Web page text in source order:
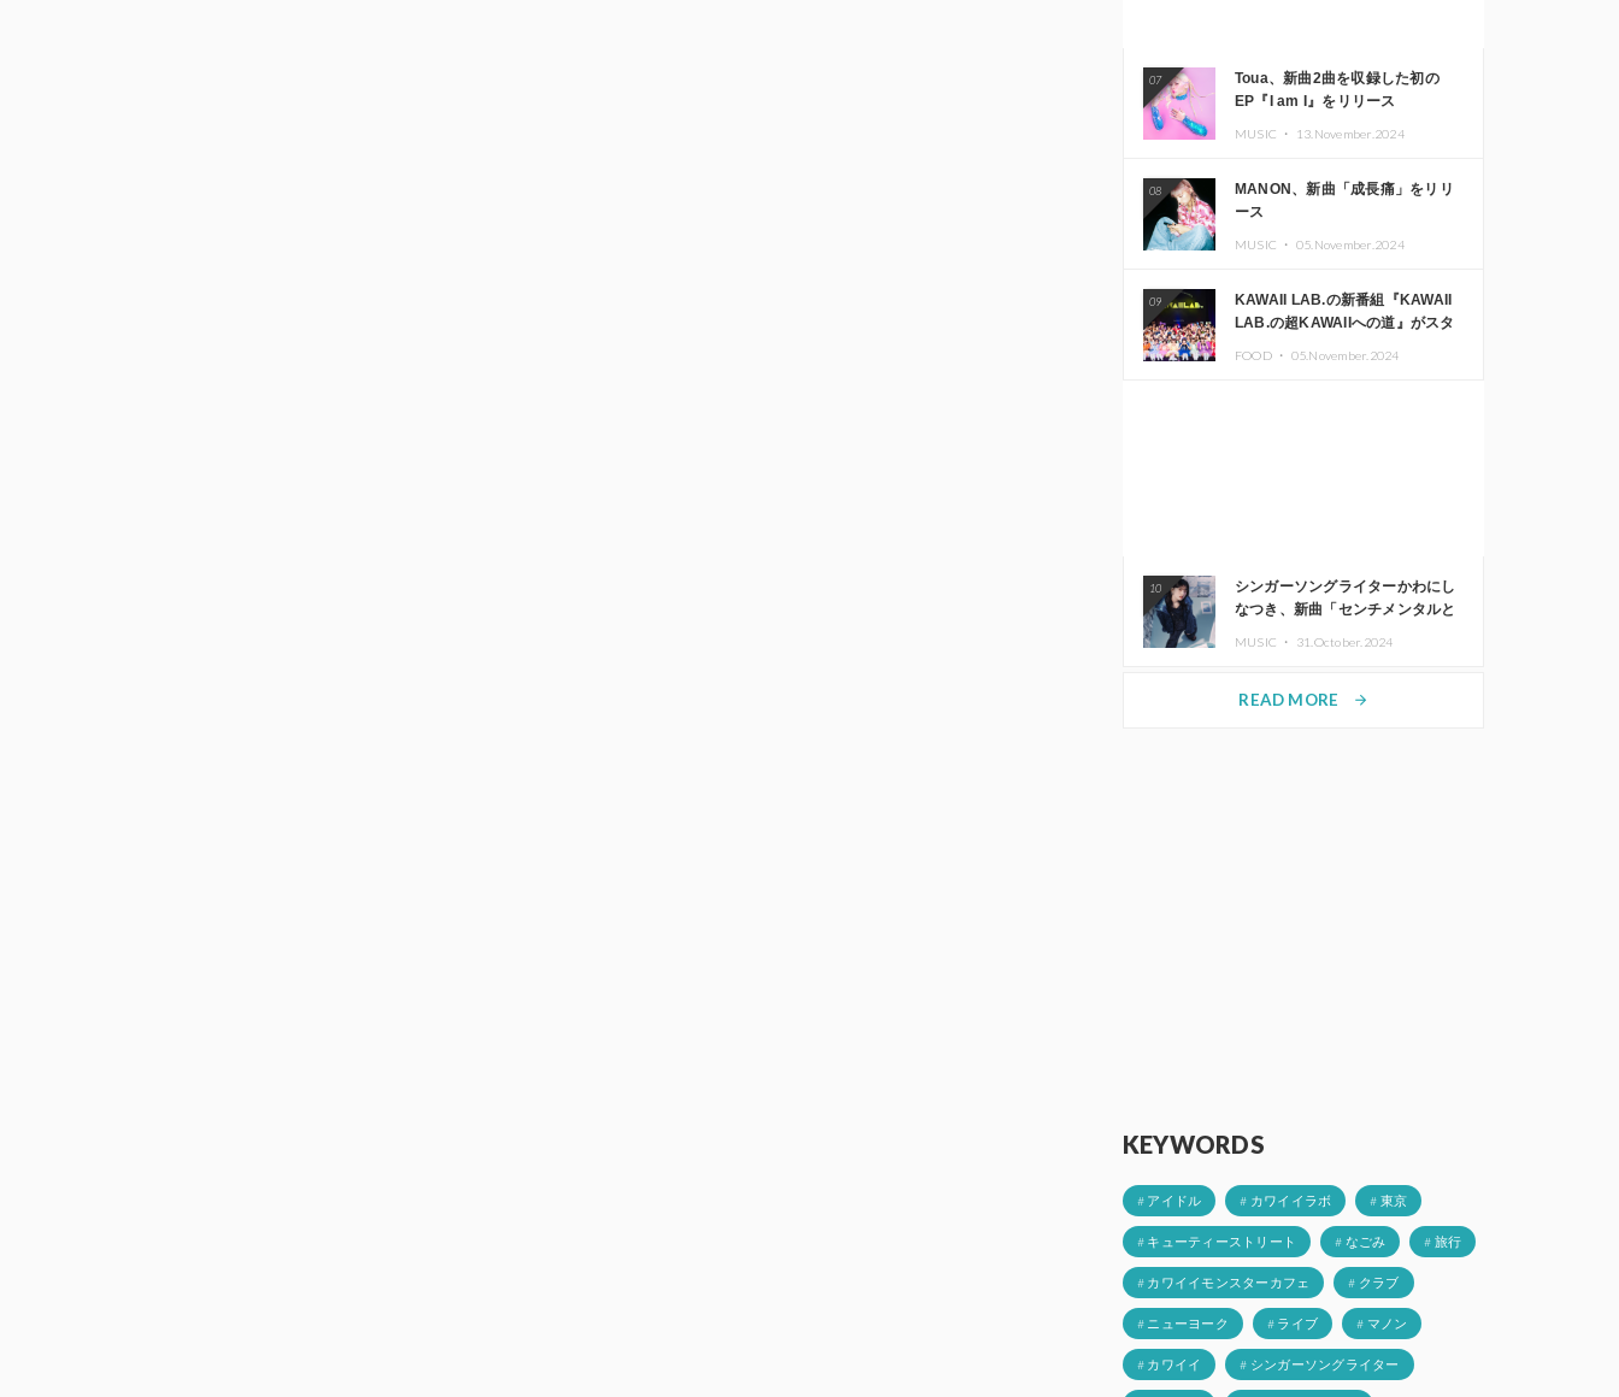
07
Toua、新曲2曲を収録した初の
EP『I am I』をリリース
MUSIC ・ 13.November.2024
08
MANON、新曲「成長痛」をリリ
ース
MUSIC ・ 05.November.2024
09
KAWAII LAB.の新番組『KAWAII
LAB.の超KAWAIIへの道』がスタ
FOOD ・ 05.November.2024
10
シンガーソングライターかわにし
なつき、新曲「センチメンタルと
MUSIC ・ 31.October.2024
READ MORE arrow_forward
KEYWORDS
# アイドル # カワイイラボ # 東京
# キューティーストリート # なごみ # 旅行
# カワイイモンスターカフェ # クラブ
# ニューヨーク # ライブ # マノン
# カワイイ # シンガーソングライター